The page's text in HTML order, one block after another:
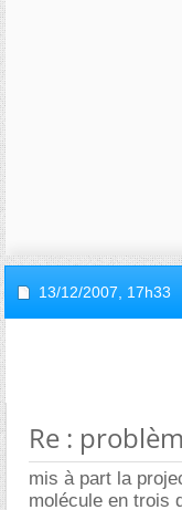
13/12/2007, 17h33
Re :
mis à part la
molécule en trois